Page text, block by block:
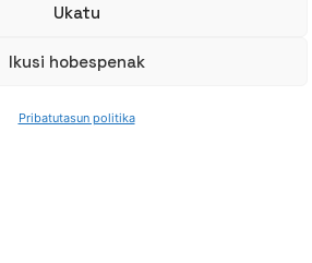
Ukatu
Ikusi hobespenak
Pribatutasun politika